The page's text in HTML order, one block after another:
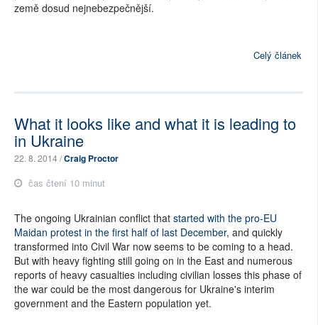
země dosud nejnebezpečnější.
Celý článek
What it looks like and what it is leading to
in Ukraine
22. 8. 2014 /Craig Proctor
čas čtení 10 minut
The ongoing Ukrainian conflict that started with the pro-EU
Maidan protest in the first half of last December, and quickly
transformed into Civil War now seems to be coming to a head.
But with heavy fighting still going on in the East and numerous
reports of heavy casualties including civilian losses this phase of
the war could be the most dangerous for Ukraine's interim
government and the Eastern population yet.